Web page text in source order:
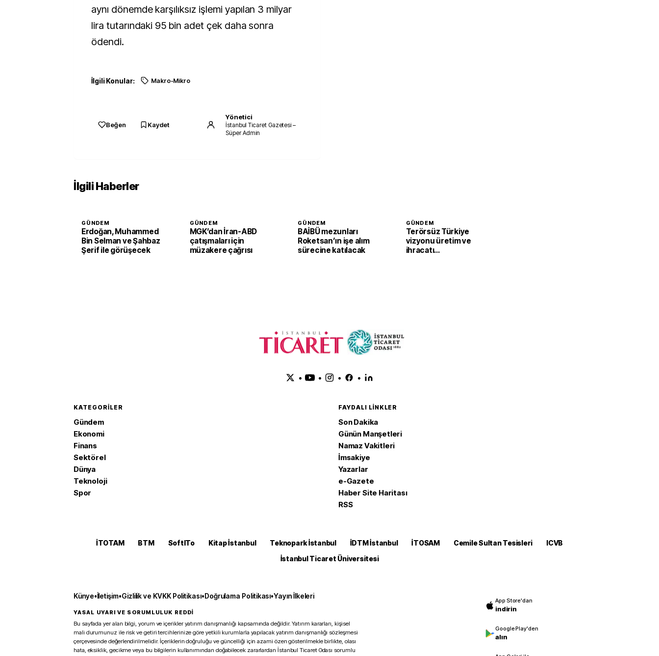
aynı dönemde karşılıksız işlemi yapılan 3 milyar
lira tutarındaki 95 bin adet çek daha sonra
ödendi.
İlgili Konular: Makro-Mikro
Beğen Kaydet
Yönetici
İstanbul Ticaret Gazetesi –
Süper Admin
İlgili Haberler
GÜNDEM
Erdoğan, Muhammed
Bin Selman ve Şahbaz
Şerif ile görüşecek
GÜNDEM
MGK’dan İran-ABD
çatışmaları için
müzakere çağrısı
GÜNDEM
BAİBÜ mezunları
Roketsan’ın işe alım
sürecine katılacak
GÜNDEM
Terörsüz Türkiye
vizyonu üretim ve
ihracatı
• • • •
KATEGORILER
Gündem
Ekonomi
Finans
Sektörel
Dünya
Teknoloji
Spor
FAYDALI LINKLER
Son Dakika
Günün Manşetleri
Namaz Vakitleri
İmsakiye
Yazarlar
e-Gazete
Haber Site Haritası
RSS
İTOTAM BTM SoftITo Kitap İstanbul Teknopark İstanbul İDTM İstanbul İTOSAM Cemile Sultan Tesisleri
ICVB
İstanbul Ticaret Üniversitesi
Künye•İletişim•Gizlilik ve KVKK Politikası•Doğrulama Politikası•Yayın İlkeleri
YASAL UYARI VE SORUMLULUK REDDİ
Bu sayfada yer alan bilgi, yorum ve içerikler yatırım danışmanlığı kapsamında değildir. Yatırım kararları, kişisel
mali durumunuz ile risk ve getiri tercihlerinize göre yetkili kurumlarla yapılacak yatırım danışmanlığı sözleşmesi
çerçevesinde değerlendirilmelidir. İçeriklerin doğruluğu ve güncelliği için azami özen gösterilmekle birlikte, olası
hata, eksiklik, gecikme veya bu bilgilerin kullanımından doğabilecek zararlardan İstanbul Ticaret Odası sorumlu
App Store'dan
indirin
Google Play'den
alın